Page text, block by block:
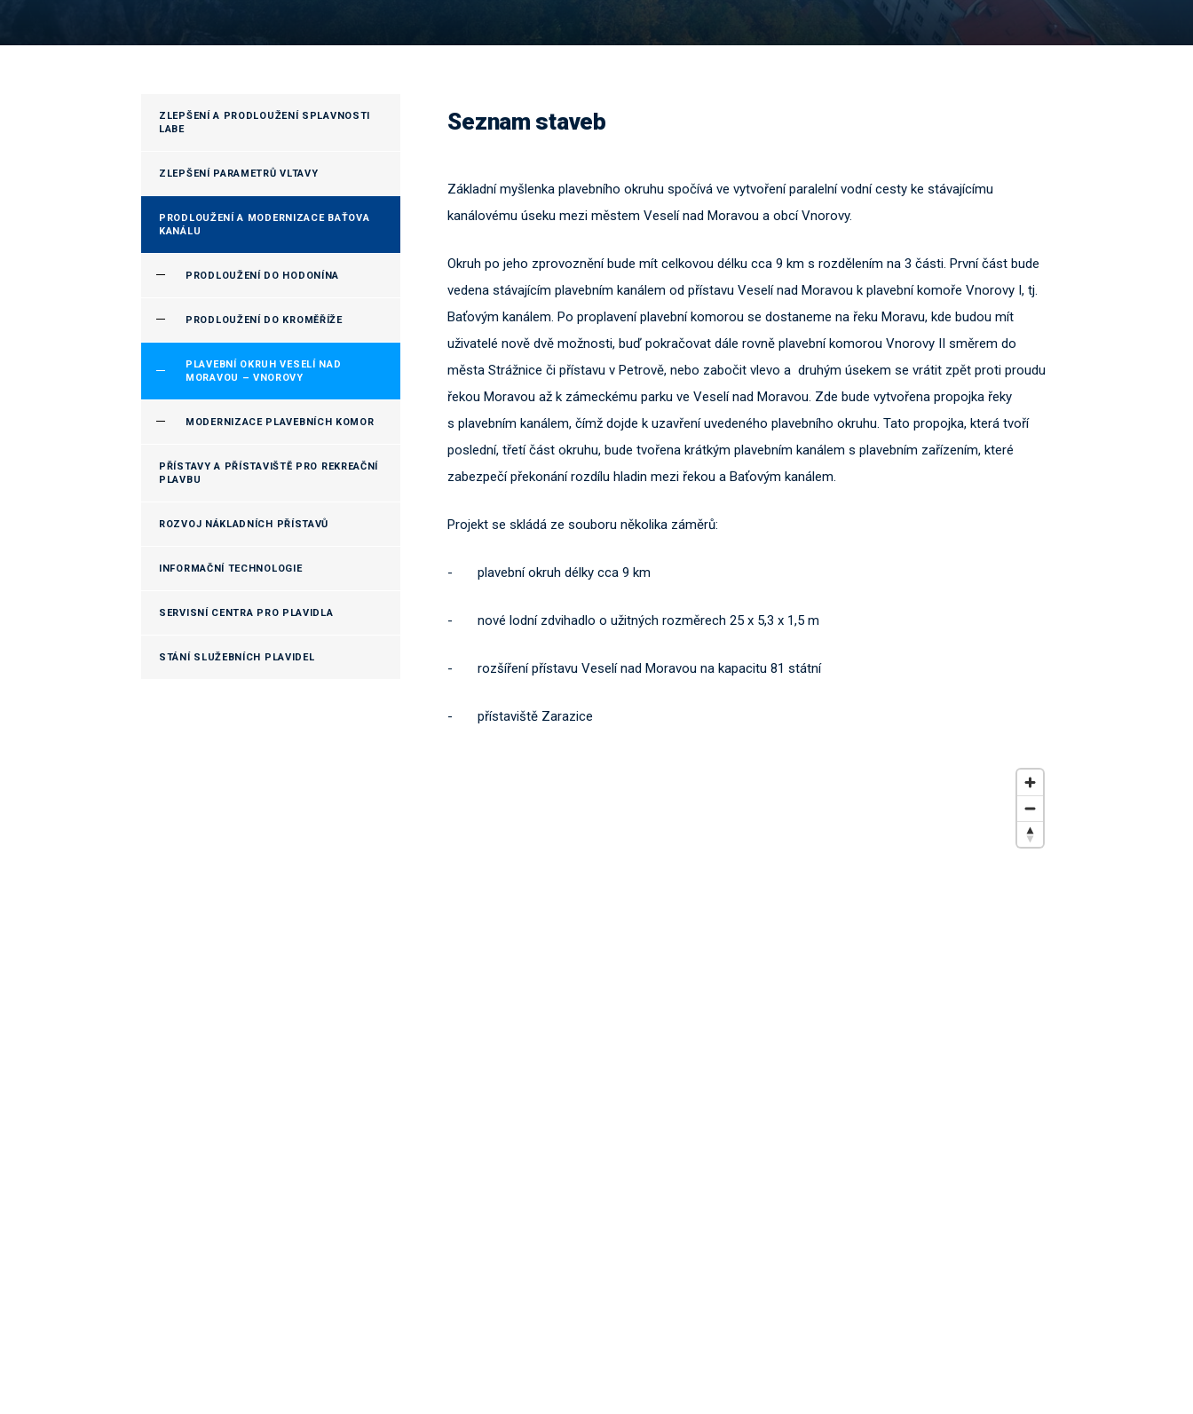
ZLEPŠENÍ A PRODLOUŽENÍ SPLAVNOSTI
LABE
ZLEPŠENÍ PARAMETRŮ VLTAVY
PRODLOUŽENÍ A MODERNIZACE BAŤOVA
KANÁLU
PRODLOUŽENÍ DO HODONÍNA
PRODLOUŽENÍ DO KROMĚŘÍŽE
PLAVEBNÍ OKRUH VESELÍ NAD
MORAVOU – VNOROVY
MODERNIZACE PLAVEBNÍCH KOMOR
PŘÍSTAVY A PŘÍSTAVIŠTĚ PRO REKREAČNÍ
PLAVBU
ROZVOJ NÁKLADNÍCH PŘÍSTAVŮ
INFORMAČNÍ TECHNOLOGIE
SERVISNÍ CENTRA PRO PLAVIDLA
STÁNÍ SLUŽEBNÍCH PLAVIDEL
Seznam staveb
Základní myšlenka plavebního okruhu spočívá ve vytvoření paralelní vodní cesty ke stávajícímu
kanálovému úseku mezi městem Veselí nad Moravou a obcí Vnorovy.
Okruh po jeho zprovoznění bude mít celkovou délku cca 9 km s rozdělením na 3 části. První část bude
vedena stávajícím plavebním kanálem od přístavu Veselí nad Moravou k plavební komoře Vnorovy I, tj.
Baťovým kanálem. Po proplavení plavební komorou se dostaneme na řeku Moravu, kde budou mít
uživatelé nově dvě možnosti, buď pokračovat dále rovně plavební komorou Vnorovy II směrem do
města Strážnice či přístavu v Petrově, nebo zabočit vlevo a druhým úsekem se vrátit zpět proti proudu
řekou Moravou až k zámeckému parku ve Veselí nad Moravou. Zde bude vytvořena propojka řeky
s plavebním kanálem, čímž dojde k uzavření uvedeného plavebního okruhu. Tato propojka, která tvoří
poslední, třetí část okruhu, bude tvořena krátkým plavebním kanálem s plavebním zařízením, které
zabezpečí překonání rozdílu hladin mezi řekou a Baťovým kanálem.
Projekt se skládá ze souboru několika záměrů:
- plavební okruh délky cca 9 km
- nové lodní zdvihadlo o užitných rozměrech 25 x 5,3 x 1,5 m
- rozšíření přístavu Veselí nad Moravou na kapacitu 81 státní
- přístaviště Zarazice